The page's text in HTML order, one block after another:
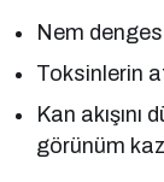
Nem
Toksinlerin
Kan
görünüm